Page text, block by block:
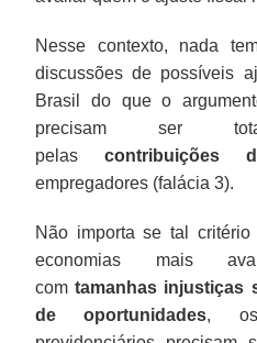
Nesse contexto, nada
discussões de possíveis
Brasil do que o
precisam ser
pelascontribuições
empregadores (falácia 3).
Não importa se tal
economias mais
comtamanhas injustiças
de oportunidades, os